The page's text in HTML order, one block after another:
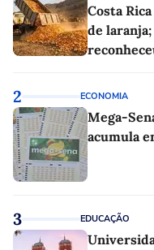
Costa
de
2 ECONOMIA
Mega-
acumula
3 EDUCAÇÃO